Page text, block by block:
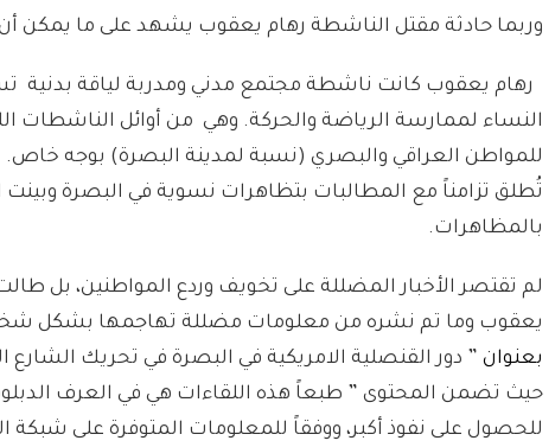
وربما حادثة مقتل الناشطة رهام يعقوب يشهد على ما يمكن
رهام يعقوب كانت ناشطة مجتمع مدني ومدربة لياقة بدنية
النساء لممارسة الرياضة والحركة. وهي من أوائل الناشطات
للمواطن العراقي والبصري (نسبة لمدينة البصرة) بوجه
تُطلق تزامناً مع المطالبات بتظاهرات نسوية في البصرة
بالمظاهرات.
لم تقتصر الأخبار المضللة على تخويف وردع المواطنين، بل
يعقوب وما تم نشره من معلومات مضللة تهاجمها بشكل شخصي
بعنوان ” دور القنصلية الامريكية في البصرة في تحريك الشارع
حيث تضمن المحتوى ” طبعاً هذه اللقاءات هي في العرف
للحصول على نفوذ أكبر، ووفقاً للمعلومات المتوفرة على